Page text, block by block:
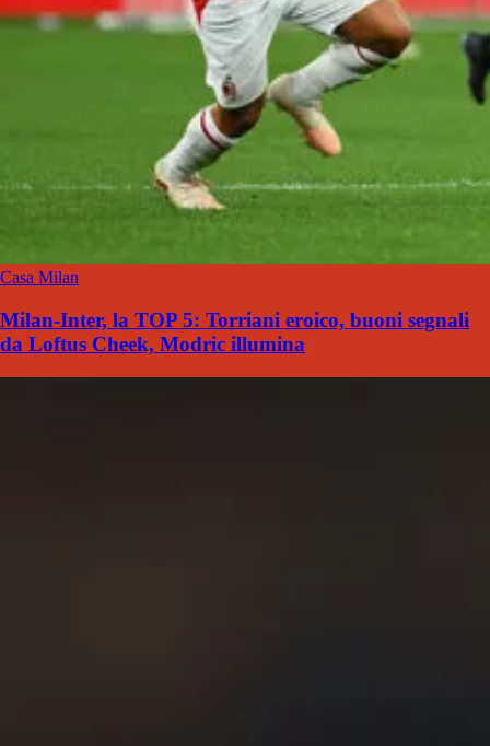
Casa Milan
Milan-Inter, la TOP 5: Torriani eroico, buoni segnali
da Loftus Cheek, Modric illumina